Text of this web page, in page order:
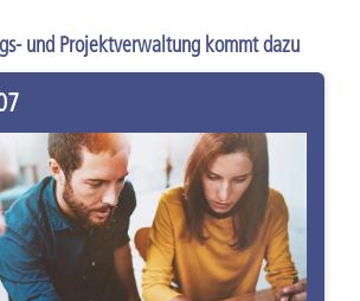
und Projektverwaltung kommt dazu